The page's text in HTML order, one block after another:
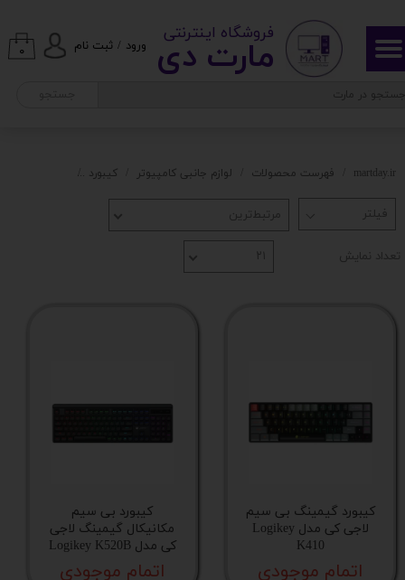
ورود / ثبت نام
حساب کاربری من
تغییر گذر واژه
خروج از حساب کاربری
۰ مارت دی​​​​​​
​ ​فروشگاه اینترنتی
martday.ir فهرست محصولات لوازم جانبی کامپیوتر کیبورد
مرتبط‌ترین
تعداد نمایش ۲۱
کیبورد گیمینگ بی سیم
لاجی کی مدل Logikey
K410
اتمام موجودی
کیبورد بی سیم
مکانیکال گیمینگ لاجی
کی مدل Logikey K520B
اتمام موجودی